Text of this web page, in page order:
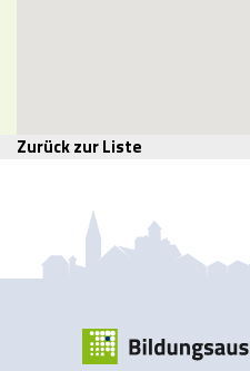
Zurück zur Liste